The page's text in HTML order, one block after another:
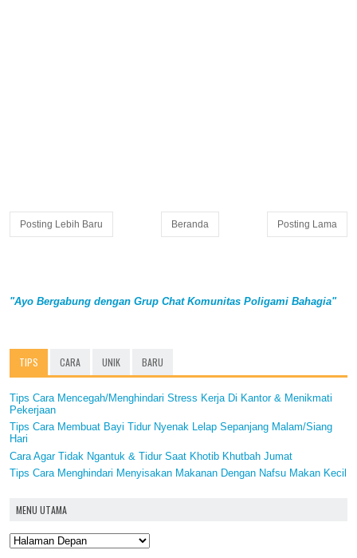
Posting Lebih Baru Posting Lama
Beranda
"Ayo Bergabung dengan Grup Chat Komunitas Poligami Bahagia"
TIPS CARA UNIK BARU
Tips Cara Mencegah/Menghindari Stress Kerja Di Kantor & Menikmati
Pekerjaan
Tips Cara Membuat Bayi Tidur Nyenak Lelap Sepanjang Malam/Siang
Hari
Cara Agar Tidak Ngantuk & Tidur Saat Khotib Khutbah Jumat
Tips Cara Menghindari Menyisakan Makanan Dengan Nafsu Makan Kecil
MENU UTAMA